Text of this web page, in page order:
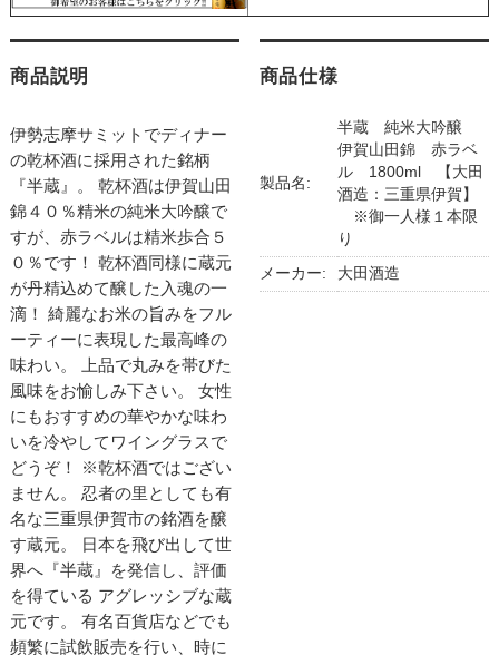
商品説明
伊勢志摩サミットでディナー
の乾杯酒に採用された銘柄
『半蔵』。 乾杯酒は伊賀山田
錦４０％精米の純米大吟醸で
すが、赤ラベルは精米歩合５
０％です！ 乾杯酒同様に蔵元
が丹精込めて醸した入魂の一
滴！ 綺麗なお米の旨みをフル
ーティーに表現した最高峰の
味わい。 上品で丸みを帯びた
風味をお愉しみ下さい。 女性
にもおすすめの華やかな味わ
いを冷やしてワイングラスで
どうぞ！ ※乾杯酒ではござい
ません。 忍者の里としても有
名な三重県伊賀市の銘酒を醸
す蔵元。 日本を飛び出して世
界へ『半蔵』を発信し、評価
を得ている アグレッシブな蔵
元です。 有名百貨店などでも
頻繁に試飲販売を行い、時に
商品仕様
製品名:
半蔵 純米大吟醸
伊賀山田錦 赤ラベ
ル 1800ml 【大田
酒造：三重県伊賀】
※御一人様１本限
り
メーカー: 大田酒造